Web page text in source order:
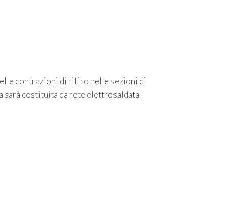
contrazioni di ritiro nelle sezioni di
sarà costituita da rete elettrosaldata